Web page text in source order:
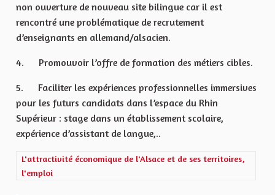
non ouverture de nouveau site bilingue car il est
rencontré une problématique de recrutement
d’enseignants en allemand/alsacien.
4. Promouvoir l’offre de formation des métiers cibles.
5. Faciliter les expériences professionnelles immersives
pour les futurs candidats dans l’espace du Rhin
Supérieur : stage dans un établissement scolaire,
expérience d’assistant de langue,..
Filtrer les résultats de la catégorie : L'attractivité économique
L'attractivité économique de l'Alsace et de ses territoires,
l'emploi